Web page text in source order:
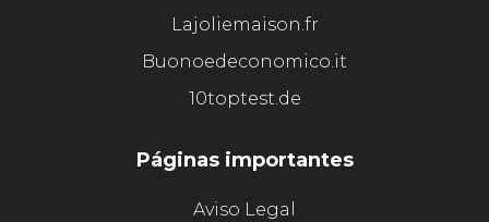
Lajoliemaison.fr
Buonoedeconomico.it
10toptest.de
Páginas importantes
Aviso Legal